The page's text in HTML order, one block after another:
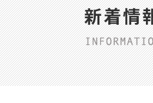
新着情